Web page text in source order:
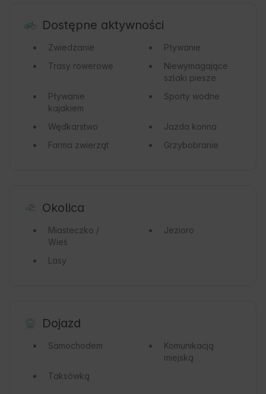
Dostępne aktywności
Zwiedzanie
Pływanie
Trasy rowerowe
Niewymagające
szlaki piesze
Pływanie
kajakiem
Sporty wodne
Wędkarstwo
Jazda konna
Farma zwierząt
Grzybobranie
Okolica
Miasteczko /
Wieś
Jezioro
Lasy
Dojazd
Samochodem
Komunikacją
miejską
Taksówką